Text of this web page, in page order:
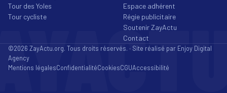
Tour des Yoles
Tour cycliste
Espace adhérent
Régie publicitaire
Soutenir ZayActu
Contact
©2026 ZayActu.org. Tous droits réservés. · Site réalisé par Enjoy Digital
Agency
Mentions légalesConfidentialitéCookiesCGUAccessibilité